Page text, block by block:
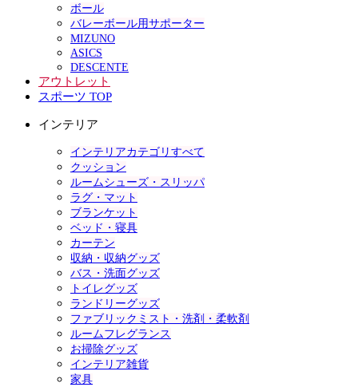
ボール
バレーボール用サポーター
MIZUNO
ASICS
DESCENTE
アウトレット
スポーツ TOP
インテリア
インテリアカテゴリすべて
クッション
ルームシューズ・スリッパ
ラグ・マット
ブランケット
ベッド・寝具
カーテン
収納・収納グッズ
バス・洗面グッズ
トイレグッズ
ランドリーグッズ
ファブリックミスト・洗剤・柔軟剤
ルームフレグランス
お掃除グッズ
インテリア雑貨
家具